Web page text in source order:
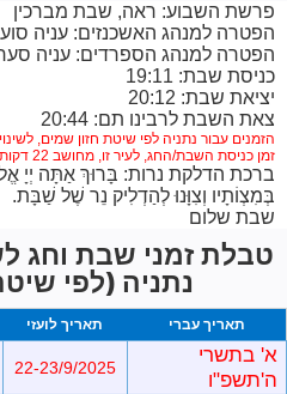
פרשת השבוע: ראה, שבת מברכין
הפטרה למנהג האשכנזים: עניה
הפטרה למנהג הספרדים: עניה
כניסת שבת: 19:11
יציאת שבת: 20:12
צאת השבת לרבינו תם: 20:44
הזמנים עבור נתניה לפי שיטת חזון שמים,
זמן כניסת השבת/החג, לעיר זו, מחושב 22 דקות לפני השקיעה הנראית
ברכת הדלקת נרות: בָּרוּךְ אַתָּה יְיָ
בְּמִצְוֹתָיו וְצִוָּנוּ לְהַדְלִיק נֵר שֶׁל שַׁבָּת.
שבת שלום
טבלת זמני שבת וחג
נתניה (לפי
תאריך עברי תאריך לועזי
א' בתשרי
ה'תשפ"ו
22-23/9/2025